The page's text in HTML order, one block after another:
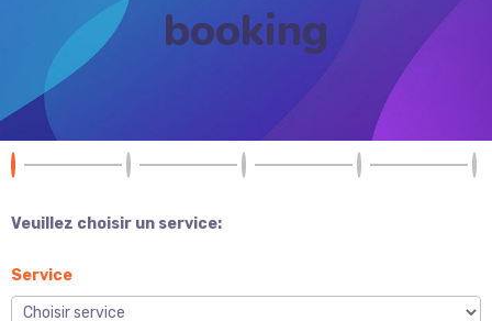
booking
Veuillez choisir un service:
Service